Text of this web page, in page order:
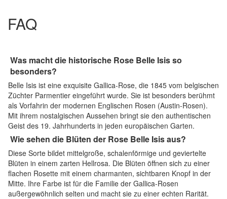
FAQ
Was macht die historische Rose Belle Isis so
besonders?
Belle Isis ist eine exquisite Gallica-Rose, die 1845 vom belgischen
Züchter Parmentier eingeführt wurde. Sie ist besonders berühmt
als Vorfahrin der modernen Englischen Rosen (Austin-Rosen).
Mit ihrem nostalgischen Aussehen bringt sie den authentischen
Geist des 19. Jahrhunderts in jeden europäischen Garten.
Wie sehen die Blüten der Rose Belle Isis aus?
Diese Sorte bildet mittelgroße, schalenförmige und geviertelte
Blüten in einem zarten Hellrosa. Die Blüten öffnen sich zu einer
flachen Rosette mit einem charmanten, sichtbaren Knopf in der
Mitte. Ihre Farbe ist für die Familie der Gallica-Rosen
außergewöhnlich selten und macht sie zu einer echten Rarität.